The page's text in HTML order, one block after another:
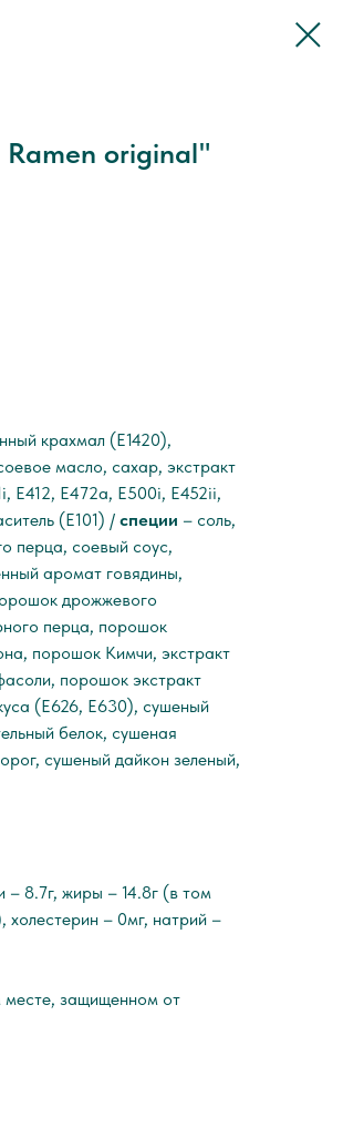
original"
крахмал (Е1420),
масло, сахар, экстракт
E412, E472a, E500i, E452ii,
(Е101) / специи – соль,
перца, соевый соус,
аромат говядины,
дрожжевого
перца, порошок
порошок Кимчи, экстракт
порошок экстракт
(Е626, Е630), сушеный
белок, сушеная
сушеный дайкон зеленый,
– 8.7г, жиры – 14.8г (в том
– 0мг, натрий –
месте, защищенном от